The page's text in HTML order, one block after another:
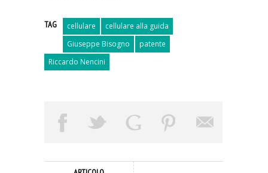
TAG cellulare
cellulare alla guida
Giuseppe Bisogno
patente
Riccardo Nencini